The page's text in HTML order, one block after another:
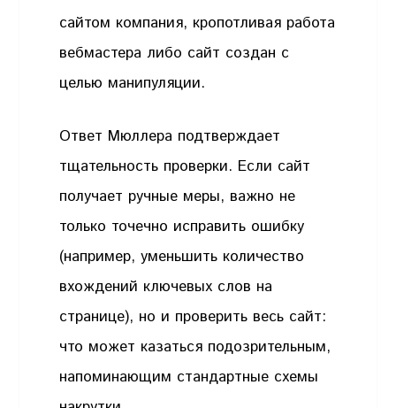
сайтом компания, кропотливая работа
вебмастера либо сайт создан с
целью манипуляции.
Ответ Мюллера подтверждает
тщательность проверки. Если сайт
получает ручные меры, важно не
только точечно исправить ошибку
(например, уменьшить количество
вхождений ключевых слов на
странице), но и проверить весь сайт:
что может казаться подозрительным,
напоминающим стандартные схемы